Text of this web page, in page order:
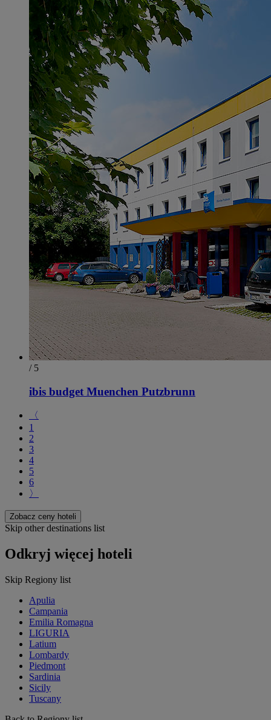
/ 5
ibis budget Muenchen Putzbrunn
〈
1
2
3
4
5
6
〉
Zobacz ceny hoteli
Skip other destinations list
Odkryj więcej hoteli
Skip Regiony list
Apulia
Campania
Emilia Romagna
LIGURIA
Latium
Lombardy
Piedmont
Sardinia
Sicily
Tuscany